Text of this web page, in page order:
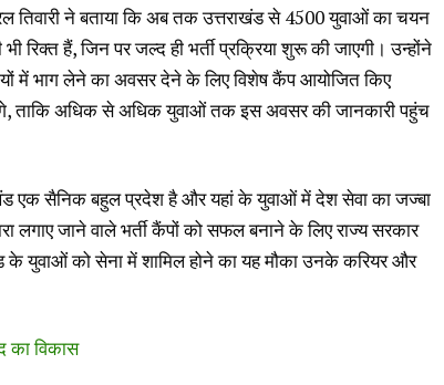
तिवारी ने बताया कि अब तक उत्तराखंड से 4500 युवाओं का चयन
रिक्त हैं, जिन पर जल्द ही भर्ती प्रक्रिया शुरू की जाएगी। उन्होंने
में भाग लेने का अवसर देने के लिए विशेष कैंप आयोजित किए
ताकि अधिक से अधिक युवाओं तक इस अवसर की जानकारी पहुंच
एक सैनिक बहुल प्रदेश है और यहां के युवाओं में देश सेवा का जज्बा
लगाए जाने वाले भर्ती कैंपों को सफल बनाने के लिए राज्य सरकार
के युवाओं को सेना में शामिल होने का यह मौका उनके करियर और
का विकास